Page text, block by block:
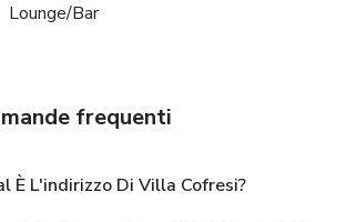
Lounge/Bar
frequenti
È L'indirizzo Di Villa Cofresi?